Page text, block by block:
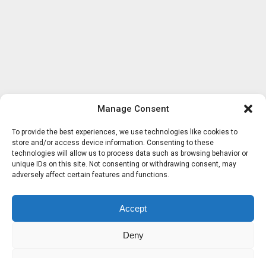
Manage Consent
To provide the best experiences, we use technologies like cookies to
store and/or access device information. Consenting to these
technologies will allow us to process data such as browsing behavior or
unique IDs on this site. Not consenting or withdrawing consent, may
adversely affect certain features and functions.
Accept
Deny